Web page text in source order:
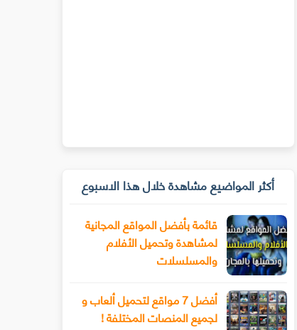
أكثر المواضيع مشاهدة خلال هذا الاسبوع
قائمة بأفضل المواقع المجانية
لمشاهدة وتحميل الأفلام
والمسلسلات
أفضل 7 مواقع لتحميل ألعاب و
لجميع المنصات المختلفة !